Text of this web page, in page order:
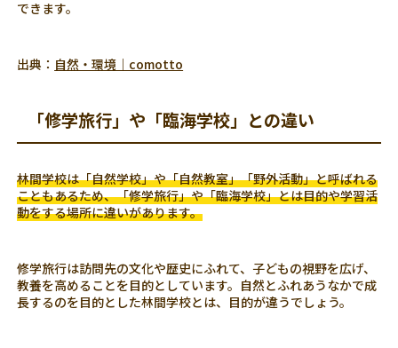
できます。
出典： 自然・環境｜comotto
「修学旅行」や「臨海学校」との違い
林間学校は「自然学校」や「自然教室」「野外活動」と呼ばれる
こともあるため、「修学旅行」や「臨海学校」とは目的や学習活
動をする場所に違いがあります。
修学旅行は訪問先の文化や歴史にふれて、子どもの視野を広げ、
教養を高めることを目的としています。自然とふれあうなかで成
長するのを目的とした林間学校とは、目的が違うでしょう。